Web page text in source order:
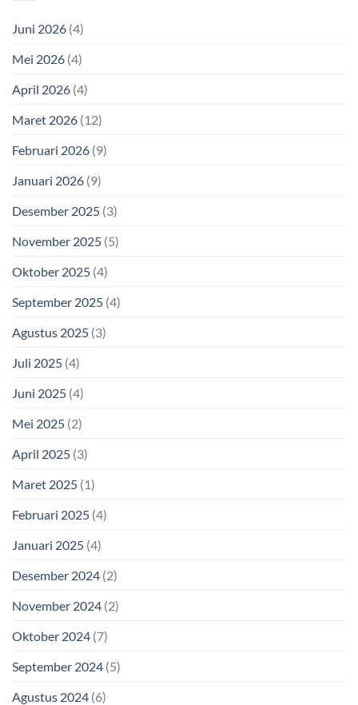
Juni 2026 (4)
Mei 2026 (4)
April 2026 (4)
Maret 2026 (12)
Februari 2026 (9)
Januari 2026 (9)
Desember 2025 (3)
November 2025 (5)
Oktober 2025 (4)
September 2025 (4)
Agustus 2025 (3)
Juli 2025 (4)
Juni 2025 (4)
Mei 2025 (2)
April 2025 (3)
Maret 2025 (1)
Februari 2025 (4)
Januari 2025 (4)
Desember 2024 (2)
November 2024 (2)
Oktober 2024 (7)
September 2024 (5)
Agustus 2024 (6)